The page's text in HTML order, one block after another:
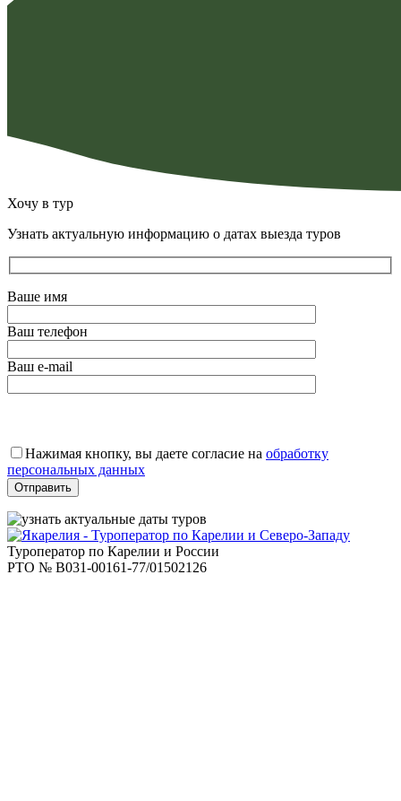
Хочу в тур
Узнать актуальную информацию о датах выезда туров
Ваше имя
Ваш телефон
Ваш e-mail
это
поле
пустым.
Нажимая кнопку, вы даете согласие на обработку
персональных данных
Туроператор по Карелии и России
РТО № В031-00161-77/01502126